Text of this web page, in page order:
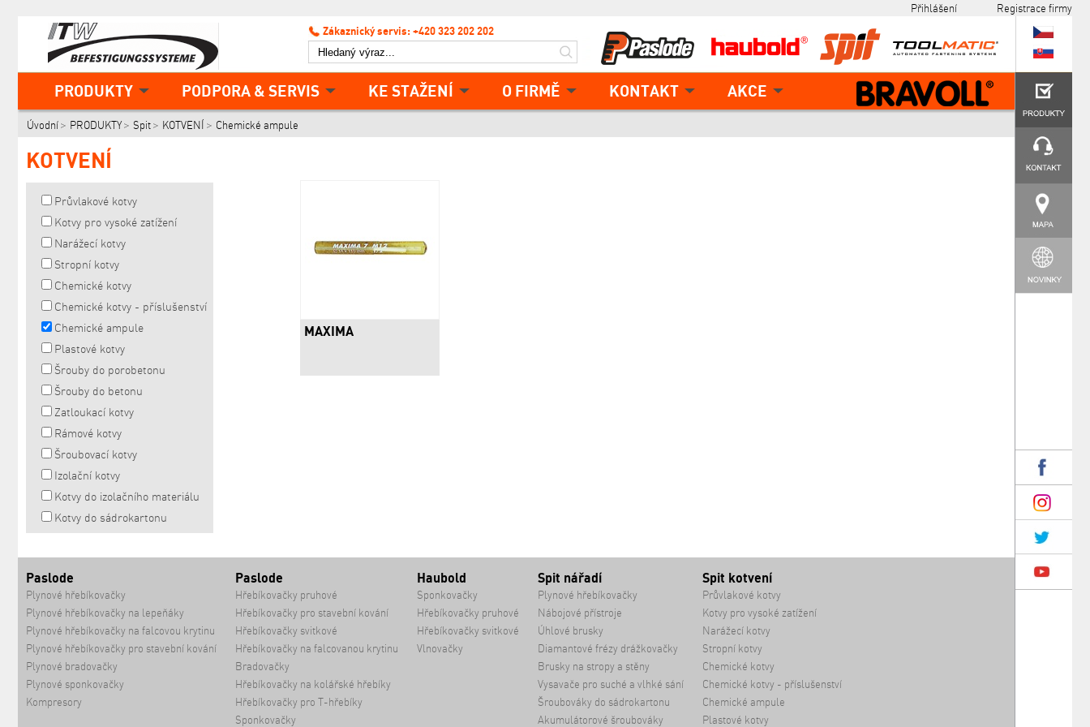
PRODUKTY PODPORA & SERVIS KE STAŽENÍ O FIRMĚ KONTAKT AKCE
Přihlášení
Registrace firmy
Zákaznický servis: +420 323 202 202
Úvodní PRODUKTY Spit KOTVENÍ Chemické ampule
KOTVENÍ
Průvlakové kotvy
Kotvy pro vysoké zatížení
Narážecí kotvy
Stropní kotvy
Chemické kotvy
Chemické kotvy - příslušenství
Chemické ampule
Plastové kotvy
Šrouby do porobetonu
Šrouby do betonu
Zatloukací kotvy
Rámové kotvy
Šroubovací kotvy
Izolační kotvy
Kotvy do izolačního materiálu
Kotvy do sádrokartonu
MAXIMA
Paslode
Plynové hřebíkovačky
Plynové hřebíkovačky na lepeňáky
Plynové hřebíkovačky na falcovou krytinu
Plynové hřebíkovačky pro stavební kování
Plynové bradovačky
Plynové sponkovačky
Kompresory
Paslode
Hřebíkovačky pruhové
Hřebíkovačky pro stavební kování
Hřebíkovačky svitkové
Hřebíkovačky na falcovanou krytinu
Bradovačky
Hřebíkovačky na kolářské hřebíky
Hřebíkovačky pro T-hřebíky
Sponkovačky
Haubold
Sponkovačky
Hřebíkovačky pruhové
Hřebíkovačky svitkové
Vlnovačky
Spit nářadí
Plynové hřebíkovačky
Nábojové přístroje
Úhlové brusky
Diamantové frézy drážkovačky
Brusky na stropy a stěny
Vysavače pro suché a vlhké sání
Šroubováky do sádrokartonu
Akumulátorové šroubováky
Spit kotvení
Průvlakové kotvy
Kotvy pro vysoké zatížení
Narážecí kotvy
Stropní kotvy
Chemické kotvy
Chemické kotvy - příslušenství
Chemické ampule
Plastové kotvy